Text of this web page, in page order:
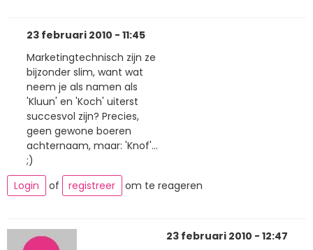
23 februari 2010 - 11:45
Marketingtechnisch zijn ze
bijzonder slim, want wat
neem je als namen als
'Kluun' en 'Koch' uiterst
succesvol zijn? Precies,
geen gewone boeren
achternaam, maar: 'Knof'...
;)
Login
of registreer om te reageren
23 februari 2010 - 12:47